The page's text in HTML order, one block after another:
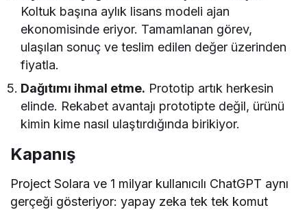
Koltuk başına aylık lisans modeli ajan
ekonomisinde eriyor. Tamamlanan görev,
ulaşılan sonuç ve teslim edilen değer üzerinden
fiyatla.
Dağıtımı ihmal etme. Prototip artık herkesin
elinde. Rekabet avantajı prototipte değil, ürünü
kimin kime nasıl ulaştırdığında birikiyor.
Kapanış
Project Solara ve 1 milyar kullanıcılı ChatGPT aynı
gerçeği gösteriyor: yapay zeka tek tek komut